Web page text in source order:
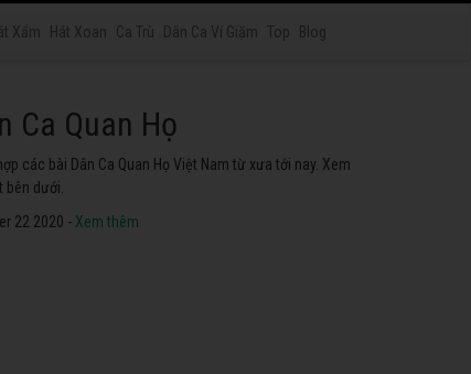
Xẩm Hát Xoan Ca Trù Dân Ca Ví Giặm Top Blog
Chầu Văn
các ca khúc hát Chầu Văn hay nhất ở Việt Nam. Không
nghe thử.
22 2020 - Xem thêm